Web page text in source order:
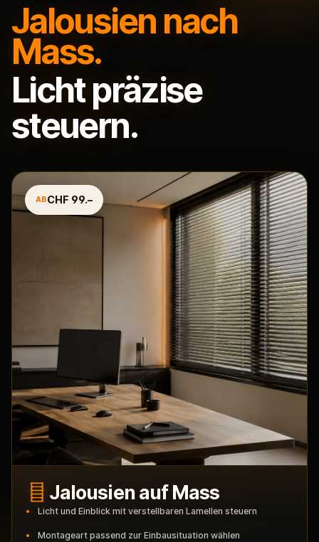
Jalousien nach
Mass.
Licht präzise
steuern.
ABCHF 99.–
Jalousien auf Mass
Licht und Einblick mit verstellbaren Lamellen steuern
Montageart passend zur Einbausituation wählen